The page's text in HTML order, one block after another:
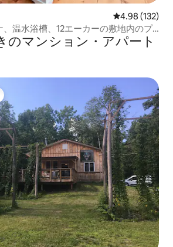
レビュー132
4.98 (132)
温水浴槽、12エーカーの敷地内のプ
のマンション・アパート
スです。